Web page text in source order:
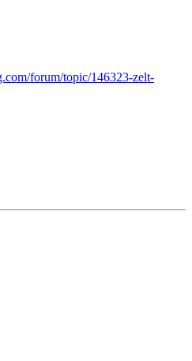
forum/topic/146323-zelt-